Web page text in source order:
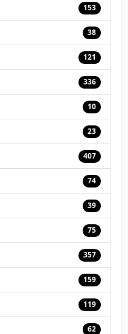
153
38
121
336
10
23
407
74
39
75
357
159
119
62